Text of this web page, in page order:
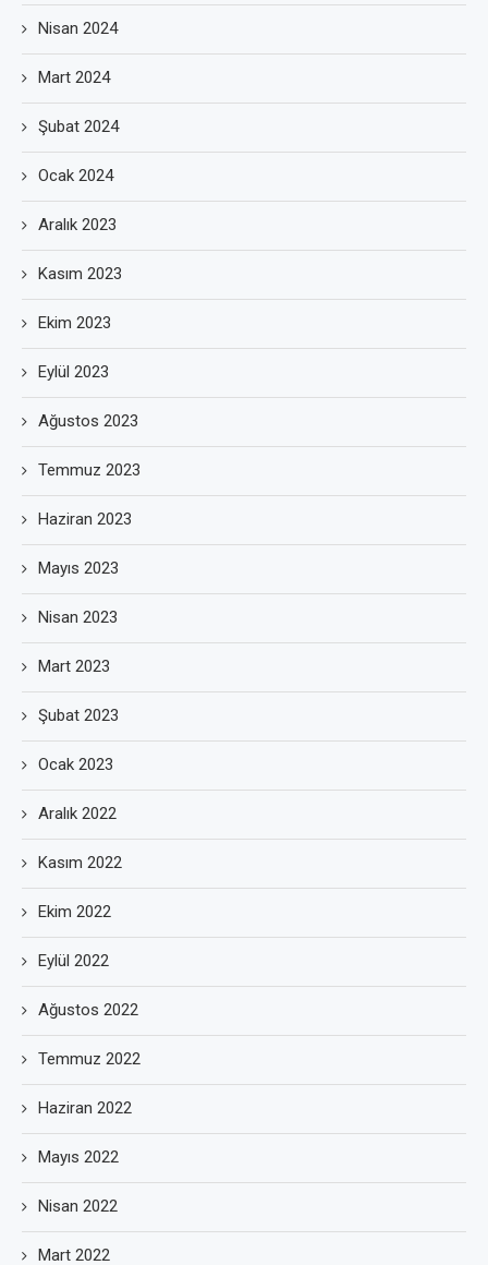
Nisan 2024
Mart 2024
Şubat 2024
Ocak 2024
Aralık 2023
Kasım 2023
Ekim 2023
Eylül 2023
Ağustos 2023
Temmuz 2023
Haziran 2023
Mayıs 2023
Nisan 2023
Mart 2023
Şubat 2023
Ocak 2023
Aralık 2022
Kasım 2022
Ekim 2022
Eylül 2022
Ağustos 2022
Temmuz 2022
Haziran 2022
Mayıs 2022
Nisan 2022
Mart 2022